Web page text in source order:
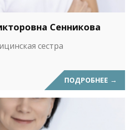
Сенникова
сестра
ПОДРОБНЕЕ →